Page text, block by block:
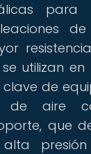
utilizan
de
de aire
que